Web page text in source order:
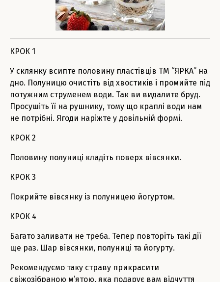
КРОК 1
У склянку всипте половину пластівців ТМ “ЯРКА” на
дно. Полуницю очистіть від хвостиків і промийте під
потужним струменем води. Так ви видалите бруд.
Просушіть її на рушнику, тому що краплі води нам
не потрібні. Ягоди наріжте у довільній формі.
КРОК 2
Половину полуниці кладіть поверх вівсянки.
КРОК 3
Покрийте вівсянку із полуницею йогуртом.
КРОК 4
Багато заливати не треба. Тепер повторіть такі дії
ще раз. Шар вівсянки, полуниці та йогурту.
Рекомендуємо таку страву прикрасити
свіжозібраною м’ятою, яка подарує вам відчуття